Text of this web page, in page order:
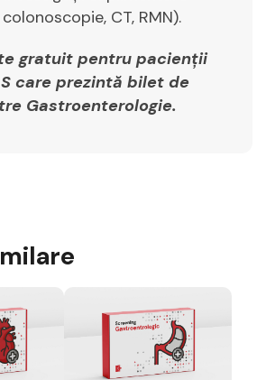
CT, RMN).
gratuit pentru pacienții
care prezintă bilet de
Gastroenterologie.